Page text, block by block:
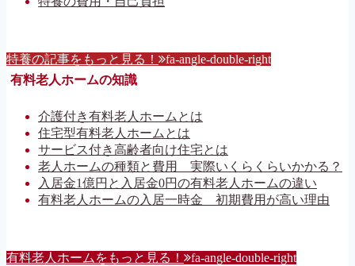
特養の記事をもっと見る！ fa-angle-double-right
有料老人ホームの知識
介護付き有料老人ホームとは
住宅型有料老人ホームとは
サービス付き高齢者向け住宅とは
老人ホームの種類と費用 実際いくらくらいかかる？
入居金1億円と入居金0円の有料老人ホームの違い
有料老人ホームの入居一時金 初期費用が高い理由
有料老人ホームをもっと見る！ fa-angle-double-right